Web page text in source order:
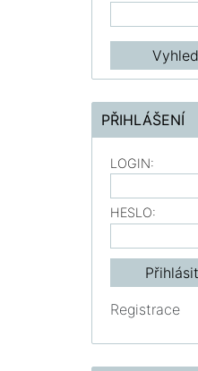
PŘIHLÁŠENÍ
LOGIN:
HESLO:
Registrace